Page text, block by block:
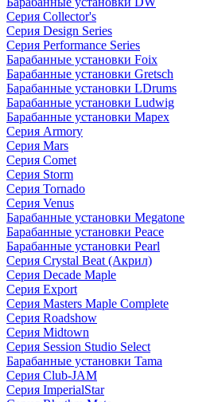
Серия Collector's
Серия Design Series
Серия Performance Series
Барабанные установки Foix
Барабанные установки Gretsch
Барабанные установки LDrums
Барабанные установки Ludwig
Барабанные установки Mapex
Серия Armory
Серия Mars
Серия Comet
Серия Storm
Серия Tornado
Серия Venus
Барабанные установки Megatone
Барабанные установки Peace
Барабанные установки Pearl
Серия Crystal Beat (Акрил)
Серия Decade Maple
Серия Export
Серия Masters Maple Complete
Серия Roadshow
Серия Midtown
Серия Session Studio Select
Барабанные установки Tama
Серия Club-JAM
Серия ImperialStar